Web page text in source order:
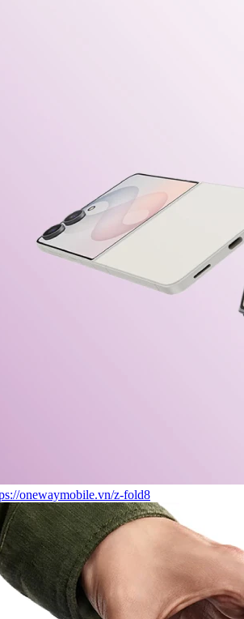
onewaymobile.vn/z-fold8